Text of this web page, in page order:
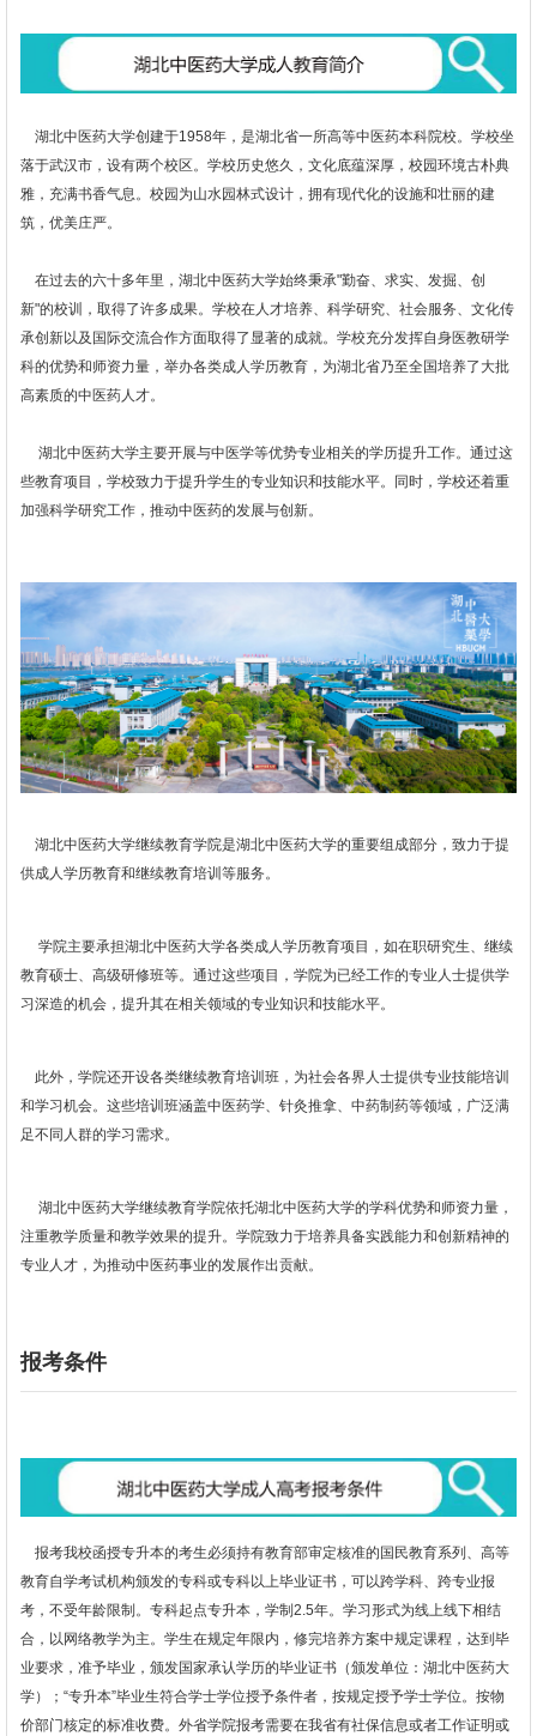
湖北中医药大学创建于1958年，是湖北省一所高等中医药本科院校。学校坐
落于武汉市，设有两个校区。学校历史悠久，文化底蕴深厚，校园环境古朴典
雅，充满书香气息。校园为山水园林式设计，拥有现代化的设施和壮丽的建
筑，优美庄严。
在过去的六十多年里，湖北中医药大学始终秉承"勤奋、求实、发掘、创
新"的校训，取得了许多成果。学校在人才培养、科学研究、社会服务、文化传
承创新以及国际交流合作方面取得了显著的成就。学校充分发挥自身医教研学
科的优势和师资力量，举办各类成人学历教育，为湖北省乃至全国培养了大批
高素质的中医药人才。
湖北中医药大学主要开展与中医学等优势专业相关的学历提升工作。通过这
些教育项目，学校致力于提升学生的专业知识和技能水平。同时，学校还着重
加强科学研究工作，推动中医药的发展与创新。
湖北中医药大学继续教育学院是湖北中医药大学的重要组成部分，致力于提
供成人学历教育和继续教育培训等服务。
学院主要承担湖北中医药大学各类成人学历教育项目，如在职研究生、继续
教育硕士、高级研修班等。通过这些项目，学院为已经工作的专业人士提供学
习深造的机会，提升其在相关领域的专业知识和技能水平。
此外，学院还开设各类继续教育培训班，为社会各界人士提供专业技能培训
和学习机会。这些培训班涵盖中医药学、针灸推拿、中药制药等领域，广泛满
足不同人群的学习需求。
湖北中医药大学继续教育学院依托湖北中医药大学的学科优势和师资力量，
注重教学质量和教学效果的提升。学院致力于培养具备实践能力和创新精神的
专业人才，为推动中医药事业的发展作出贡献。
报考条件
报考我校函授专升本的考生必须持有教育部审定核准的国民教育系列、高等
教育自学考试机构颁发的专科或专科以上毕业证书，可以跨学科、跨专业报
考，不受年龄限制。专科起点专升本，学制2.5年。学习形式为线上线下相结
合，以网络教学为主。学生在规定年限内，修完培养方案中规定课程，达到毕
业要求，准予毕业，颁发国家承认学历的毕业证书（颁发单位：湖北中医药大
学）；“专升本”毕业生符合学士学位授予条件者，按规定授予学士学位。按物
价部门核定的标准收费。外省学院报考需要在我省有社保信息或者工作证明或